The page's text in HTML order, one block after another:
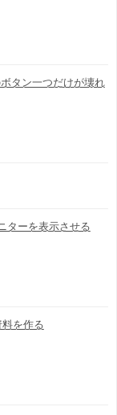
タン一つだけが壊れ
ターを表示させる
を作る